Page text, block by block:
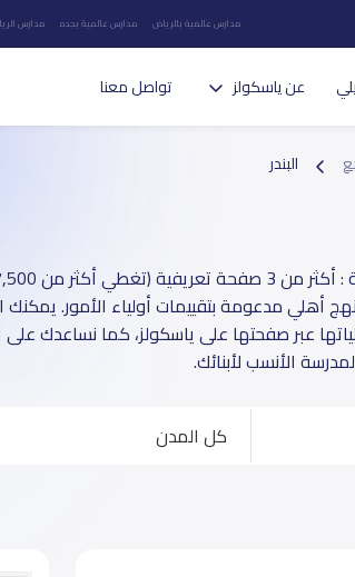
مدارس عالمية بالرياض مدارس عالمية بجده مدارس
عن ياسكولز تواصل معنا
البندر
أهلي مدعومة بتقييمات أولياء الأمور. يمكنك
عبر صفحتها على ياسكولز، كما نساعدك على
الأنسب لأبنائك.
كل المدن